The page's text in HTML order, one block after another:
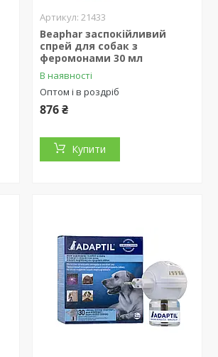
21433
Beaphar заспокійливий
спрей для собак з
феромонами 30 мл
В наявності
Оптом і в роздріб
876 ₴
Купити